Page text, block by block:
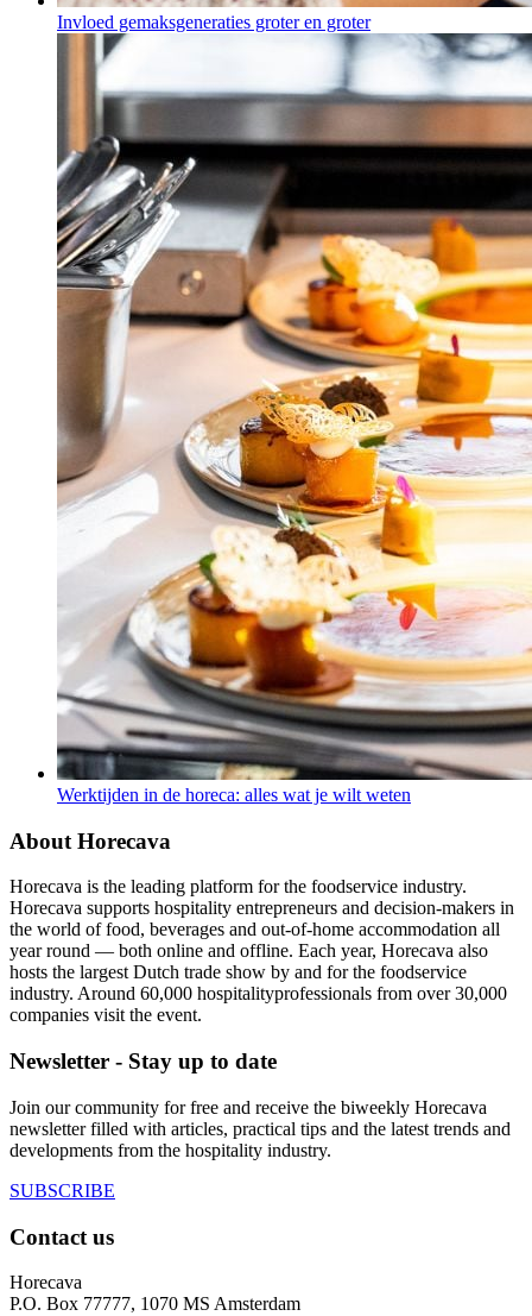
Invloed gemaksgeneraties groter en groter
Werktijden in de horeca: alles wat je wilt weten
About Horecava
Horecava is the leading platform for the foodservice industry.
Horecava supports hospitality entrepreneurs and decision-makers in
the world of food, beverages and out-of-home accommodation all
year round — both online and offline. Each year, Horecava also
hosts the largest Dutch trade show by and for the foodservice
industry. Around 60,000 hospitalityprofessionals from over 30,000
companies visit the event.
Newsletter - Stay up to date
Join our community for free and receive the biweekly Horecava
newsletter filled with articles, practical tips and the latest trends and
developments from the hospitality industry.
SUBSCRIBE
Contact us
Horecava
P.O. Box 77777, 1070 MS Amsterdam